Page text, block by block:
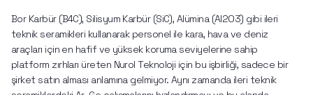
Bor Karbür (B4C), Silisyum Karbür (SiC), Alümina (Al2O3) gibi ileri
teknik seramikleri kullanarak personel ile kara, hava ve deniz
araçları için en hafif ve yüksek koruma seviyelerine sahip
platform zırhları üreten Nurol Teknoloji için bu işbirliği, sadece bir
şirket satın alması anlamına gelmiyor. Aynı zamanda ileri teknik